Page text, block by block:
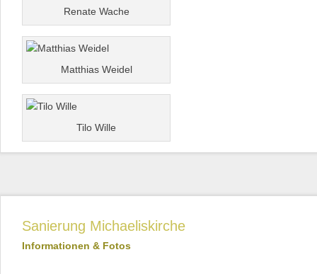
Renate Wache
Matthias Weidel
Tilo Wille
Sanierung Michaeliskirche
Informationen & Fotos